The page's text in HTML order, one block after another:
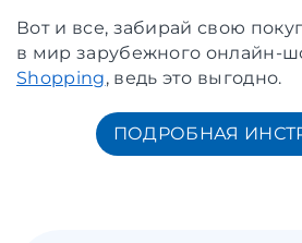
Вот и все, забирай свою
в мир зарубежного онлайн-
Shopping, ведь это выгодно.
ПОДРОБНАЯ